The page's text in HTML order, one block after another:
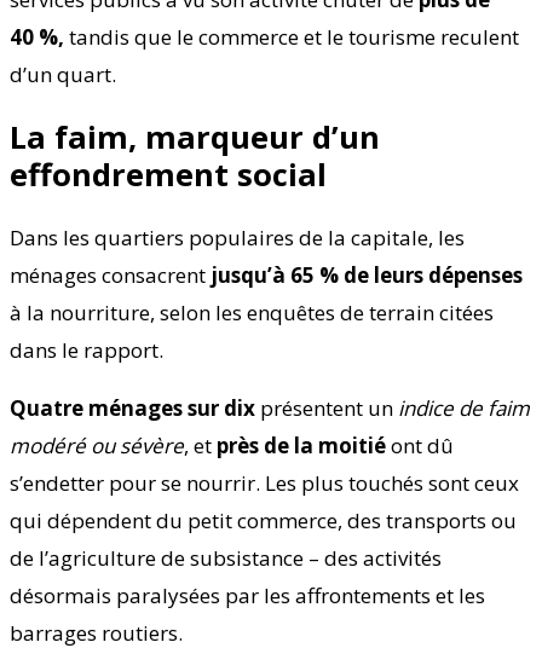
40 %, tandis que le commerce et le tourisme reculent
d’un quart.
La faim, marqueur d’un
effondrement social
Dans les quartiers populaires de la capitale, les
ménages consacrent jusqu’à 65 % de leurs dépenses
à la nourriture, selon les enquêtes de terrain citées
dans le rapport.
Quatre ménages sur dix présentent un indice de faim
modéré ou sévère, et près de la moitiéont dû
s’endetter pour se nourrir. Les plus touchés sont ceux
qui dépendent du petit commerce, des transports ou
de l’agriculture de subsistance – des activités
désormais paralysées par les affrontements et les
barrages routiers.